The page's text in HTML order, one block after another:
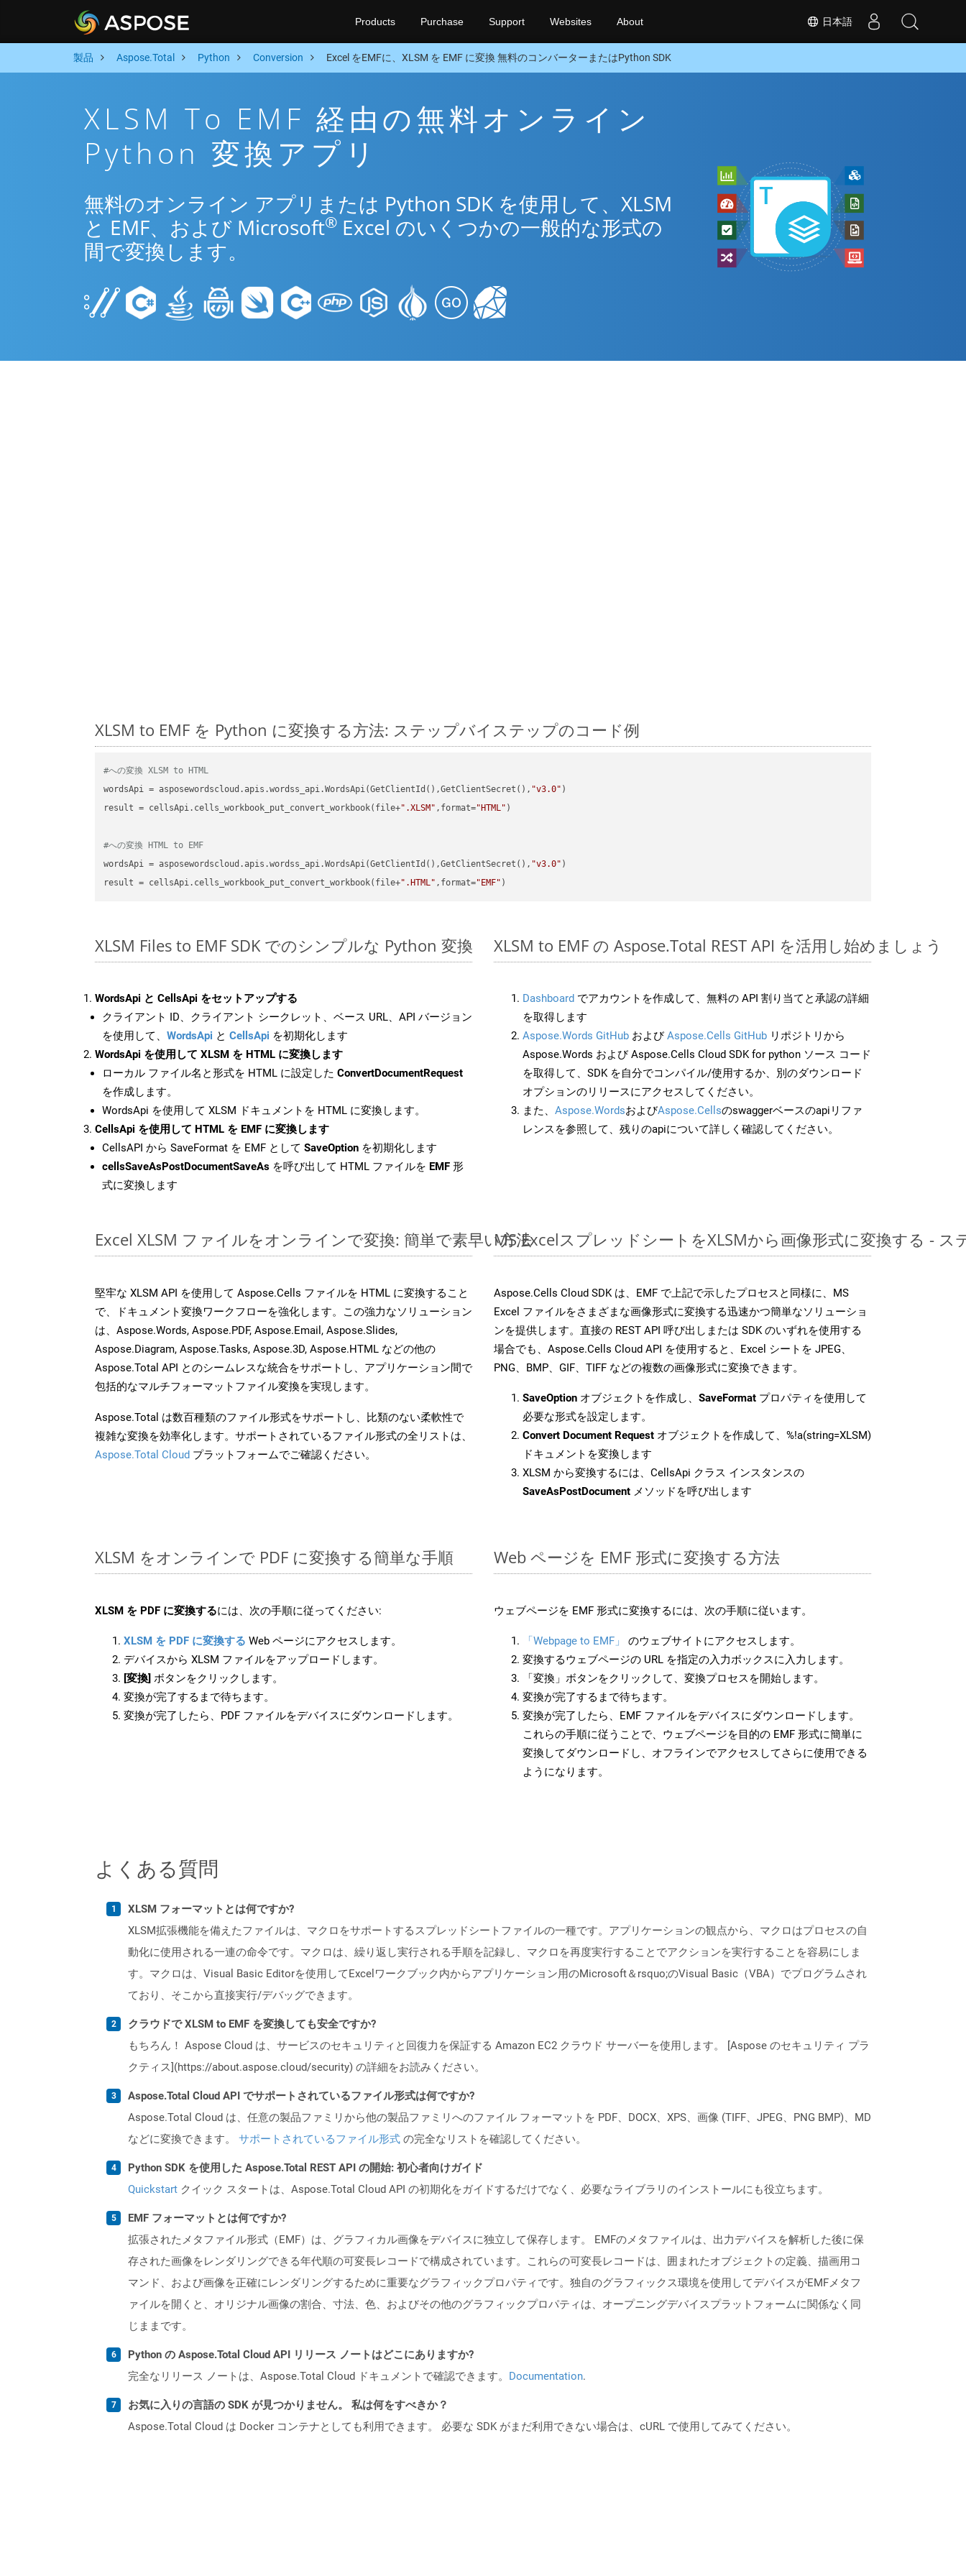
日本語
Products Purchase Support Websites About
製品 Aspose.Total Python Conversion Excel をEMFに、XLSM を EMF に変換 無料のコンバーターまたはPython SDK
XLSM To EMF 経由の無料オンライン
Python 変換アプリ
無料のオンライン アプリまたは Python SDK を使用して、XLSM
と EMF、および Microsoft® Excel のいくつかの一般的な形式の
間で変換します。
XLSM to EMF を Python に変換する方法: ステップバイステップのコード例
#への変換 XLSM to HTML
wordsApi = asposewordscloud.apis.wordss_api.WordsApi(GetClientId(),GetClientSecret(), "v3.0"
result = cellsApi.cells_workbook_put_convert_workbook(file+".XLSM" ,format="HTML" )
#への変換 HTML to EMF
wordsApi = asposewordscloud.apis.wordss_api.WordsApi(GetClientId(),GetClientSecret(), "v3.0"
result = cellsApi.cells_workbook_put_convert_workbook(file+".HTML" ,format="EMF"
XLSM Files to EMF SDK でのシンプルな Python 変換
WordsApi と CellsApi をセットアップする
クライアント ID、クライアント シークレット、ベース URL、API バージョン
を使用して、 WordsApi と CellsApi を初期化します
WordsApi を使用して XLSM を HTML に変換します
ローカル ファイル名と形式を HTML に設定した ConvertDocumentRequest
を作成します。
WordsApi を使用して XLSM ドキュメントを HTML に変換します。
CellsApi を使用して HTML を EMF に変換します
CellsAPI から SaveFormat を EMF として SaveOption を初期化します
cellsSaveAsPostDocumentSaveAs を呼び出して HTML ファイルを EMF 形
式に変換します
XLSM to EMF の Aspose.Total REST API を活用し始めましょう
Dashboard でアカウントを作成して、無料の API 割り当てと承認の詳細
を取得します
Aspose.Words GitHub およびAspose.Cells GitHub リポジトリから
Aspose.Words および Aspose.Cells Cloud SDK for python ソース コード
を取得して、SDK を自分でコンパイル/使用するか、別のダウンロード
オプションのリリースにアクセスしてください。
また、 Aspose.WordsおよびAspose.Cellsのswaggerベースのapiリファ
レンスを参照して、残りのapiについて詳しく確認してください。
Excel XLSM ファイルをオンラインで変換: 簡単で素早い方法
堅牢な XLSM API を使用して Aspose.Cells ファイルを HTML に変換すること
で、ドキュメント変換ワークフローを強化します。この強力なソリューション
は、Aspose.Words, Aspose.PDF, Aspose.Email, Aspose.Slides,
Aspose.Diagram, Aspose.Tasks, Aspose.3D, Aspose.HTML などの他の
Aspose.Total API とのシームレスな統合をサポートし、アプリケーション間で
包括的なマルチフォーマットファイル変換を実現します。
Aspose.Total は数百種類のファイル形式をサポートし、比類のない柔軟性で
複雑な変換を効率化します。サポートされているファイル形式の全リストは、
Aspose.Total Cloud プラットフォームでご確認ください。
MS ExcelスプレッドシートをXLSMから画像形式に変換する -
Aspose.Cells Cloud SDK は、EMF で上記で示したプロセスと同様に、MS
Excel ファイルをさまざまな画像形式に変換する迅速かつ簡単なソリューショ
ンを提供します。直接の REST API 呼び出しまたは SDK のいずれを使用する
場合でも、Aspose.Cells Cloud API を使用すると、Excel シートを JPEG、
PNG、BMP、GIF、TIFF などの複数の画像形式に変換できます。
SaveOption オブジェクトを作成し、 SaveFormat プロパティを使用して
必要な形式を設定します。
Convert Document Request オブジェクトを作成して、%!a(string=XLSM)
ドキュメントを変換します
XLSM から変換するには、CellsApi クラス インスタンスの
SaveAsPostDocument メソッドを呼び出します
XLSM をオンラインで PDF に変換する簡単な手順
XLSM を PDF に変換するには、次の手順に従ってください:
XLSM を PDF に変換する Web ページにアクセスします。
デバイスから XLSM ファイルをアップロードします。
[変換] ボタンをクリックします。
変換が完了するまで待ちます。
変換が完了したら、PDF ファイルをデバイスにダウンロードします。
Web ページを EMF 形式に変換する方法
ウェブページを EMF 形式に変換するには、次の手順に従います。
「Webpage to EMF」
のウェブサイトにアクセスします。
変換するウェブページの URL を指定の入力ボックスに入力します。
「変換」ボタンをクリックして、変換プロセスを開始します。
変換が完了するまで待ちます。
変換が完了したら、EMF ファイルをデバイスにダウンロードします。
これらの手順に従うことで、ウェブページを目的の EMF 形式に簡単に
変換してダウンロードし、オフラインでアクセスしてさらに使用できる
ようになります。
よくある質問
XLSM フォーマットとは何ですか?
XLSM拡張機能を備えたファイルは、マクロをサポートするスプレッドシートファイルの一種です。アプリケーションの観点から、マクロはプロセスの自
動化に使用される一連の命令です。マクロは、繰り返し実行される手順を記録し、マクロを再度実行することでアクションを実行することを容易にしま
す。マクロは、Visual Basic Editorを使用してExcelワークブック内からアプリケーション用のMicrosoft＆rsquo;のVisual Basic（VBA）でプログラムされ
ており、そこから直接実行/デバッグできます。
クラウドで XLSM to EMF を変換しても安全ですか?
もちろん！ Aspose Cloud は、サービスのセキュリティと回復力を保証する Amazon EC2 クラウド サーバーを使用します。 [Aspose のセキュリティ プラ
クティス](https://about.aspose.cloud/security) の詳細をお読みください。
Aspose.Total Cloud API でサポートされているファイル形式は何ですか?
Aspose.Total Cloud は、任意の製品ファミリから他の製品ファミリへのファイル フォーマットを PDF、DOCX、XPS、画像 (TIFF、JPEG、PNG BMP)、MD
などに変換できます。 サポートされているファイル形式 の完全なリストを確認してください。
Python SDK を使用した Aspose.Total REST API の開始: 初心者向けガイド
Quickstart クイック スタートは、Aspose.Total Cloud API の初期化をガイドするだけでなく、必要なライブラリのインストールにも役立ちます。
EMF フォーマットとは何ですか?
拡張されたメタファイル形式（EMF）は、グラフィカル画像をデバイスに独立して保存します。 EMFのメタファイルは、出力デバイスを解析した後に保
存された画像をレンダリングできる年代順の可変長レコードで構成されています。これらの可変長レコードは、囲まれたオブジェクトの定義、描画用コ
マンド、および画像を正確にレンダリングするために重要なグラフィックプロパティです。独自のグラフィックス環境を使用してデバイスがEMFメタフ
ァイルを開くと、オリジナル画像の割合、寸法、色、およびその他のグラフィックプロパティは、オープニングデバイスプラットフォームに関係なく同
じままです。
Python の Aspose.Total Cloud API リリース ノートはどこにありますか?
完全なリリース ノートは、Aspose.Total Cloud ドキュメントで確認できます。 Documentation.
お気に入りの言語の SDK が見つかりません。 私は何をすべきか？
Aspose.Total Cloud は Docker コンテナとしても利用できます。 必要な SDK がまだ利用できない場合は、cURL で使用してみてください。